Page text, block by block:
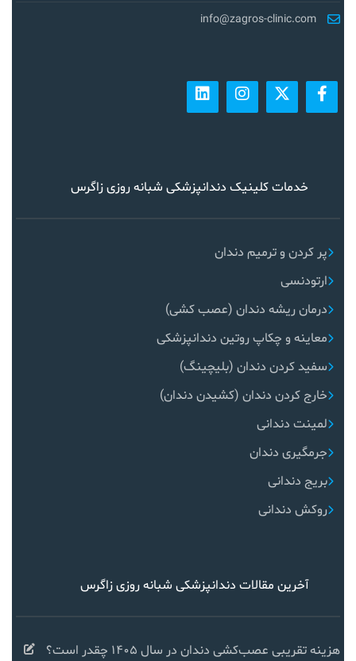
info@zagros-clinic.com
خدمات کلینیک دندانپزشکی شبانه روزی زاگرس
پر کردن و ترمیم دندان
ارتودنسی
درمان ریشه دندان (عصب کشی)
معاینه و چکاپ روتین دندانپزشکی
سفید کردن دندان (بلیچینگ)
خارج کردن دندان (کشیدن دندان)
لمینت دندانی
جرمگیری دندان
بریج دندانی
روکش دندانی
آخرین مقالات دندانپزشکی شبانه روزی زاگرس
هزینه تقریبی عصب‌کشی دندان در سال ۱۴۰۵ چقدر است؟